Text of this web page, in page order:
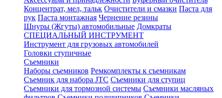
Концентрат, мел, тальк Очистители и смазки Паста для
рук Паста монтажная Чернение резины
Шнуры (Жгуты) автомобильные Домкраты
СПЕЦИАЛЬНЫЙ ИНСТРУМЕНТ
Инструмент для грузовых автомобилей
Головки ступичные
Съемники
Наборы съемников Ремкомплекты к съемникам
Съемник для набора JTC Съемники для ступиц
Съемники для тормозной системы Съемники масляных